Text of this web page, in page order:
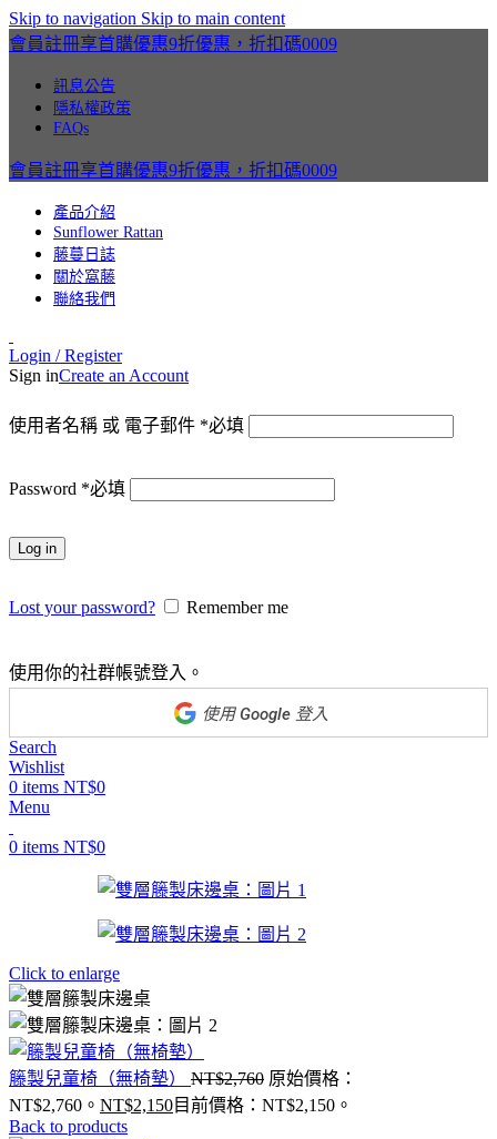
Skip to navigation Skip to main content
會員註冊享首購優惠9折優惠，折扣碼0009
訊息公告
隱私權政策
FAQs
會員註冊享首購優惠9折優惠，折扣碼0009
產品介紹
Sunflower Rattan
藤蔓日誌
關於窩藤
聯絡我們
Login / Register
Sign inCreate an Account
使用者名稱 或 電子郵件 *必填
Password *必填
使用你的社群帳號登入。
Log in
Lost your password? Remember me
Search
Wishlist
0 items NT$0
Menu
0 items NT$0
Click to enlarge
籐製兒童椅（無椅墊） NT$2,760 原始價格：
NT$2,760。 NT$2,150目前價格：NT$2,150。
Back to products